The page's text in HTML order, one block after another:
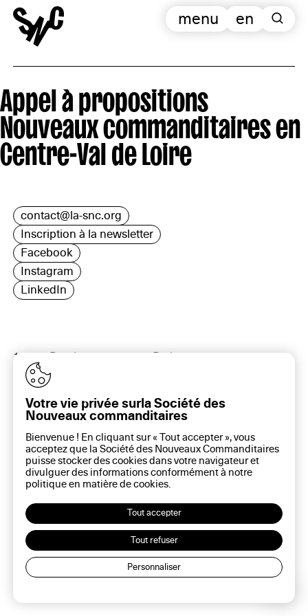
en
menu
Appel à propositions
Nouveaux commanditaires en
Centre-Val de Loire
contact@la-snc.org
Inscription à la newsletter
Facebook
Instagram
LinkedIn
16 rue Rambuteau, 75003 Paris
Plan du site
Aide sur ce site
Gestion des cookies
Politique des cookies
Mentions légales
Votre vie privée surla Société des
Nouveaux commanditaires
Bienvenue ! En cliquant sur « Tout accepter », vous
acceptez que la Société des Nouveaux Commanditaires
puisse stocker des cookies dans votre navigateur et
divulguer des informations conformément à notre
politique en matière decookies.
Tout accepter
Tout refuser
Personnaliser